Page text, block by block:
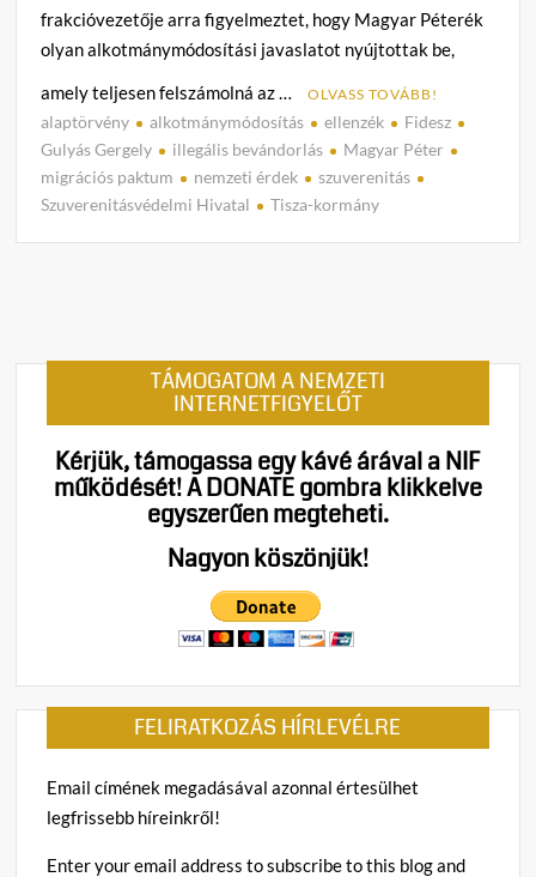
frakcióvezetője arra figyelmeztet, hogy Magyar Péterék
olyan alkotmánymódosítási javaslatot nyújtottak be,
amely teljesen felszámolná az …
OLVASS TOVÁBB!
alaptörvény alkotmánymódosítás ellenzék
Fidesz
Gulyás Gergely
illegális bevándorlás
Magyar Péter
migrációs paktum
nemzeti érdek
szuverenitás
Szuverenitásvédelmi Hivatal
Tisza-kormány
TÁMOGATOM A NEMZETI
INTERNETFIGYELŐT
Kérjük, támogassa egy kávé árával a NIF
működését!A DONATE gombra klikkelve
egyszerűen megteheti.
Nagyon köszönjük!
FELIRATKOZÁS HÍRLEVÉLRE
Email címének megadásával azonnal értesülhet
legfrissebb híreinkről!
Enter your email address to subscribe to this blog and